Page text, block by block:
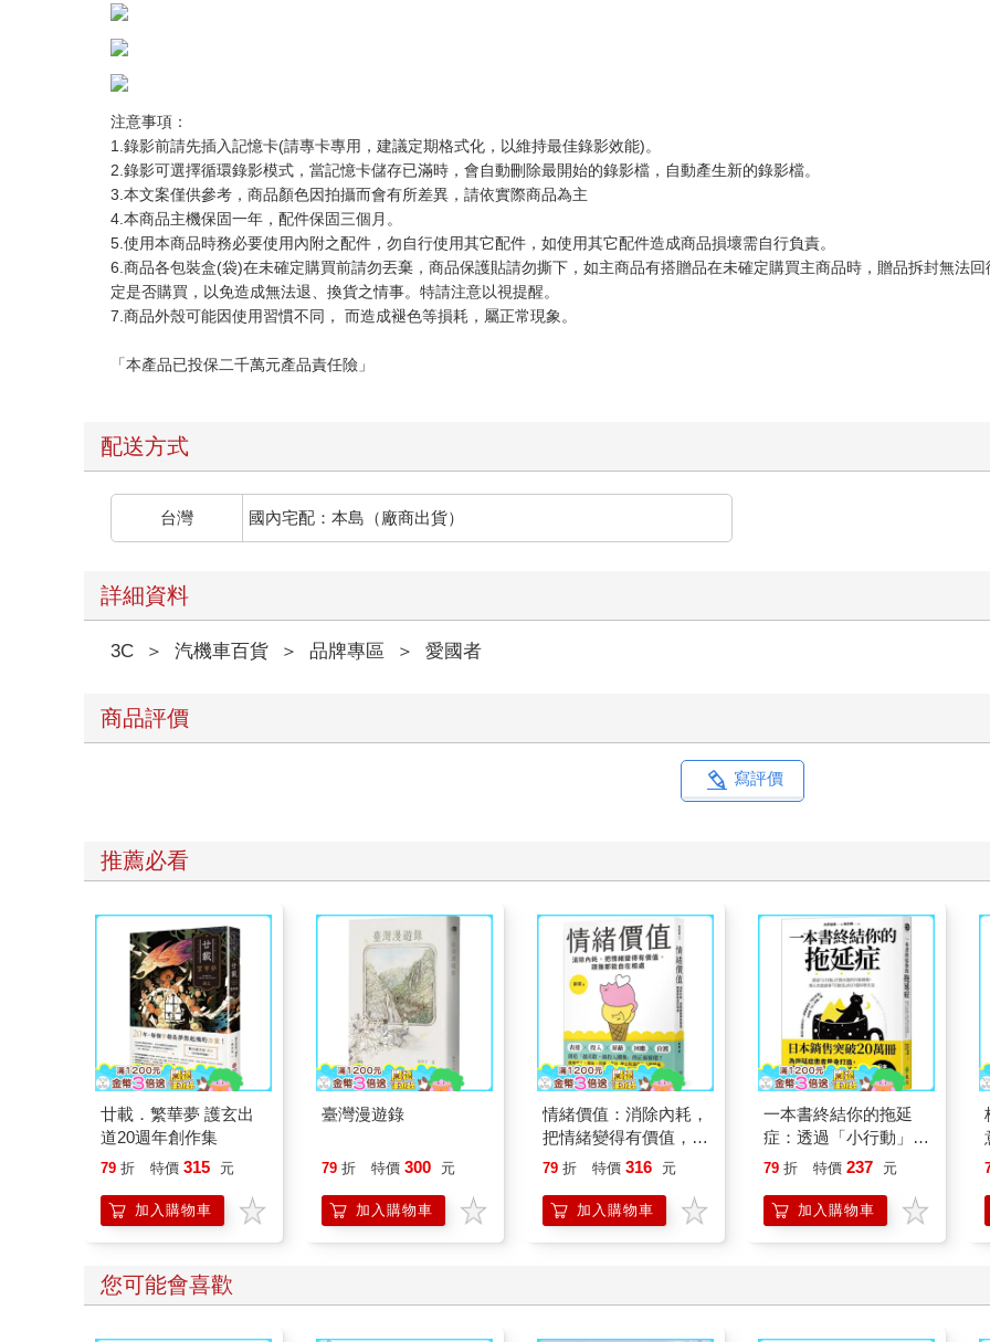
注意事項：
1.錄影前請先插入記憶卡(請專卡專用，建議定期格式化，以維持最佳錄影效能)。
2.錄影可選擇循環錄影模式，當記憶卡儲存已滿時，會自動刪除最開始的錄影檔，自動產生新的錄影檔。
3.本文案僅供參考，商品顏色因拍攝而會有所差異，請依實際商品為主
4.本商品主機保固一年，配件保固三個月。
5.使用本商品時務必要使用內附之配件，勿自行使用其它配件，如使用其它配件造成商品損壞需自行負責。
6.商品各包裝盒(袋)在未確定購買前請勿丟棄，商品保護貼請勿撕下，如主商品有搭贈品在未確定購買主商品時，贈品拆封無法
定是否購買，以免造成無法退、換貨之情事。特請注意以視提醒。
7.商品外殼可能因使用習慣不同， 而造成褪色等損耗，屬正常現象。
「本產品已投保二千萬元產品責任險」
配送方式
台灣 國內宅配：本島（廠商出貨）
詳細資料
3C ＞ 汽機車百貨 ＞ 品牌專區 ＞ 愛國者
商品評價
寫評價
推薦必看
廿載．繁華夢 護玄出
道20週年創作集
79 折 特價 315 元
加入購物車
臺灣漫遊錄
79 折 特價 300 元
加入購物車
情緒價值：消除內耗，
把情緒變得有價值，跟
誰都能自在相處
79 折 特價 316 元
加入購物車
一本書終結你的拖延
症：透過「小行動」打
開大腦的行動開關，懶
的37個科學方法
79 折 特價 237 元
加入購物車
您可能會喜歡